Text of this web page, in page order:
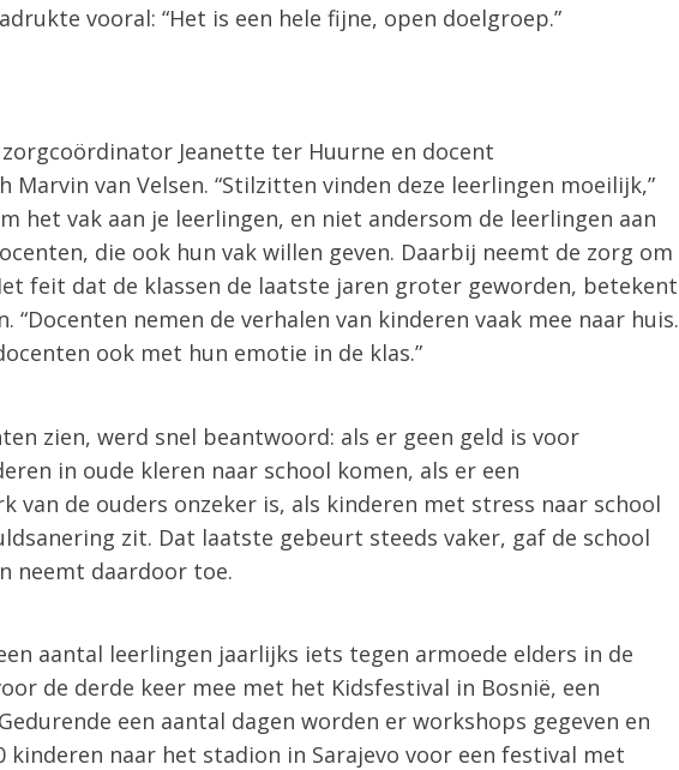
vooral: “Het is een hele fijne, open doelgroep.”
Jeanette ter Huurne en docent
van Velsen. “Stilzitten vinden deze leerlingen moeilijk,”
het vak aan je leerlingen, en niet andersom de leerlingen aan
die ook hun vak willen geven. Daarbij neemt de zorg om
feit dat de klassen de laatste jaren groter geworden, betekent
nemen de verhalen van kinderen vaak mee naar huis.
ook met hun emotie in de klas.”
zien, werd snel beantwoord: als er geen geld is voor
in oude kleren naar school komen, als er een
van de ouders onzeker is, als kinderen met stress naar school
zit. Dat laatste gebeurt steeds vaker, gaf de school
neemt daardoor toe.
aantal leerlingen jaarlijks iets tegen armoede elders in de
de derde keer mee met het Kidsfestival in Bosnië, een
een aantal dagen worden er workshops gegeven en
kinderen naar het stadion in Sarajevo voor een festival met